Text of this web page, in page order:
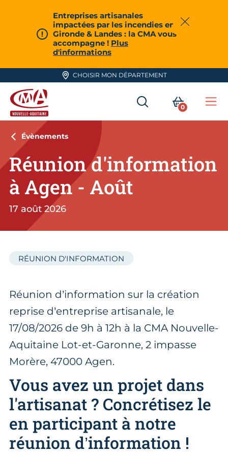
Entreprises artisanales
impactées par les incendies en
Gironde & Landes : la CMA vous
accompagne ! Plus
d'informations
Fermer
CHOISIR MON DÉPARTEMENT
CMA Nouvelle-Aquitaine
RECHERCHER
MON
0
Évènements
Réunion d'information
à Agen - Août
17 août 2026
RÉUNION D'INFORMATION
Réunion d’information sur la création
reprise d’entreprise artisanale, le
17/08/2026 de 9h à 12h à la CMA Nouvelle-
Aquitaine Lot-et-Garonne, 2 impasse
Morère, 47000 Agen.
Vous avez un projet dans
l'artisanat ? Concrétisez le
en participant à notre
réunion d’information !